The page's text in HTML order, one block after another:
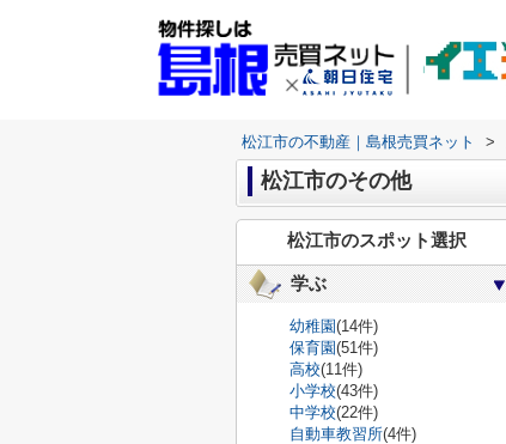
松江市の不動産｜島根売買ネット >
松江市のその他
松江市のスポット選択
学ぶ
幼稚園(14件)
保育園(51件)
高校(11件)
小学校(43件)
中学校(22件)
自動車教習所(4件)